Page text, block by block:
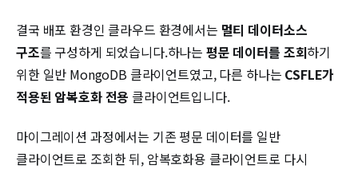
결국 배포 환경인 클라우드 환경에서는 멀티 데이터소스
구조를 구성하게 되었습니다.하나는 평문 데이터를 조회하기
위한 일반 MongoDB 클라이언트였고, 다른 하나는 CSFLE가
적용된 암복호화 전용 클라이언트입니다.
마이그레이션 과정에서는 기존 평문 데이터를 일반
클라이언트로 조회한 뒤, 암복호화용 클라이언트로 다시